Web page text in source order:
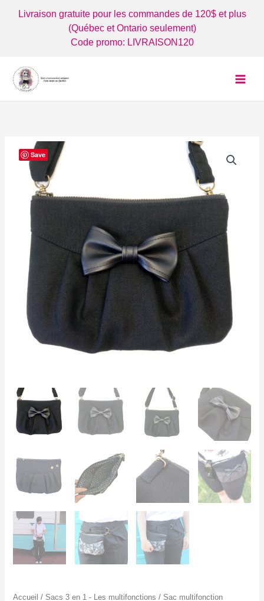
Livraison gratuite pour les commandes de 120$ et plus
(Québec et Ontario seulement)
Code promo: LIVRAISON120
Save
Accueil / Sacs 3 en 1 - Les multifonctions / Sac multifonction